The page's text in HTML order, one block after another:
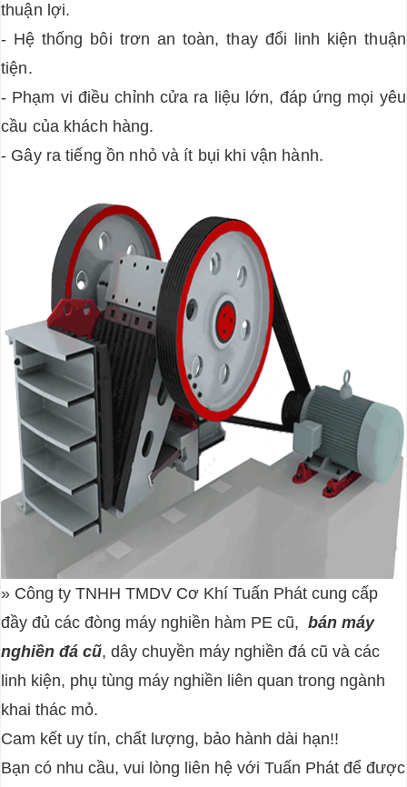
thuận lợi.
- Hệ thống bôi trơn an toàn, thay đổi linh kiện thuận
tiện.
- Phạm vi điều chỉnh cửa ra liệu lớn, đáp ứng mọi yêu
cầu của khách hàng.
- Gây ra tiếng ồn nhỏ và ít bụi khi vận hành.
» Công ty TNHH TMDV Cơ Khí Tuấn Phát cung cấp
đầy đủ các đòng máy nghiền hàm PE cũ, bán máy
nghiền đá cũ, dây chuyền máy nghiền đá cũ và các
linh kiện, phụ tùng máy nghiền liên quan trong ngành
khai thác mỏ.
Cam kết uy tín, chất lượng, bảo hành dài hạn!!
Bạn có nhu cầu, vui lòng liên hệ với Tuấn Phát để được